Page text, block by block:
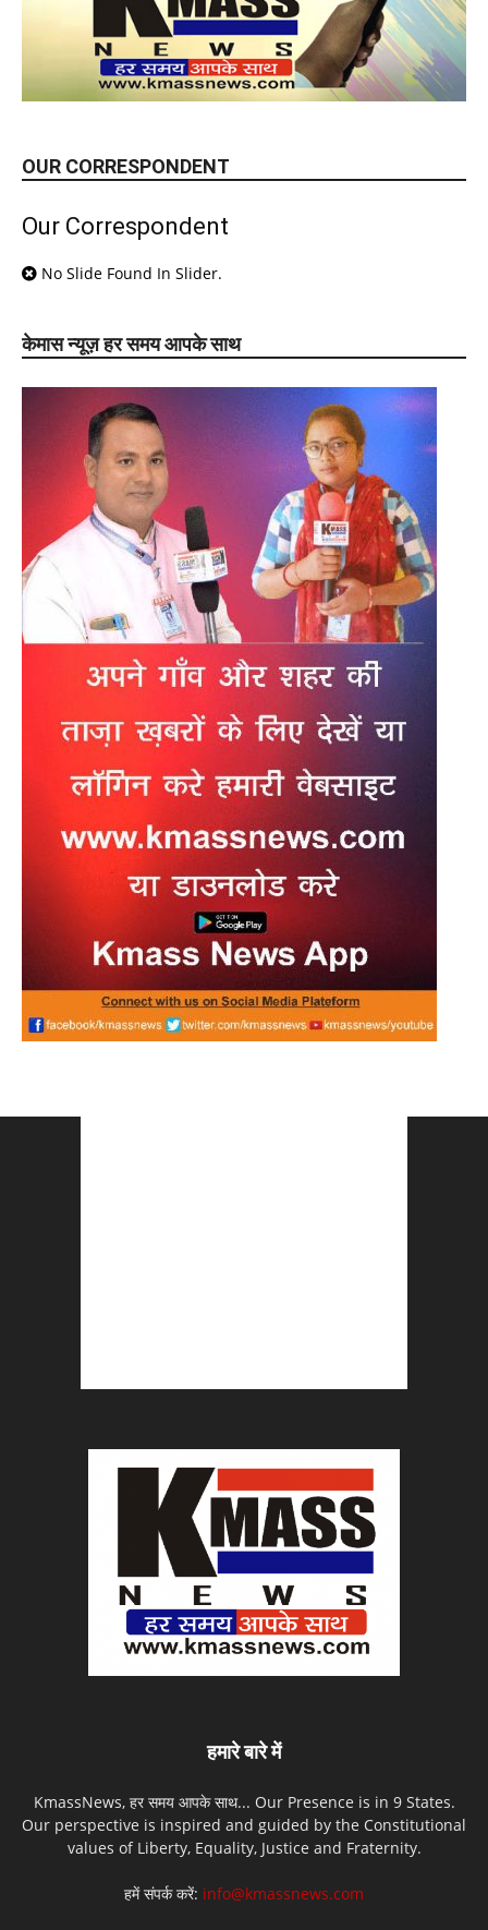
OUR CORRESPONDENT
Our Correspondent
No Slide Found In Slider.
केमास न्यूज़ हर समय आपके साथ
हमारे बारे में
KmassNews, हर समय आपके साथ... Our Presence is in 9 States.
Our perspective is inspired and guided by the Constitutional
values of Liberty, Equality, Justice and Fraternity.
हमें संपर्क करें: info@kmassnews.com